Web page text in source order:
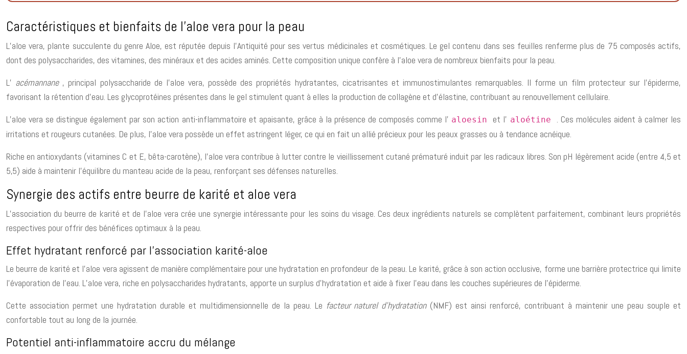
Caractéristiques et bienfaits de l’aloe vera pour la peau
L’aloe vera, plante succulente du genre Aloe, est réputée depuis l’Antiquité pour ses vertus médicinales et cosmétiques. Le gel contenu dans ses feuilles renferme plus de 75 composés actifs,
dont des polysaccharides, des vitamines, des minéraux et des acides aminés. Cette composition unique confère à l’aloe vera de nombreux bienfaits pour la peau.
L’ acémannane , principal polysaccharide de l’aloe vera, possède des propriétés hydratantes, cicatrisantes et immunostimulantes remarquables. Il forme un film protecteur sur l’épiderme,
favorisant la rétention d’eau. Les glycoprotéines présentes dans le gel stimulent quant à elles la production de collagène et d’élastine, contribuant au renouvellement cellulaire.
L’aloe vera se distingue également par son action anti-inflammatoire et apaisante, grâce à la présence de composés comme l’ aloesin et l’ aloétine . Ces molécules aident à calmer les
irritations et rougeurs cutanées. De plus, l’aloe vera possède un effet astringent léger, ce qui en fait un allié précieux pour les peaux grasses ou à tendance acnéique.
Riche en antioxydants (vitamines C et E, bêta-carotène), l’aloe vera contribue à lutter contre le vieillissement cutané prématuré induit par les radicaux libres. Son pH légèrement acide (entre 4,5 et
5,5) aide à maintenir l’équilibre du manteau acide de la peau, renforçant ses défenses naturelles.
Synergie des actifs entre beurre de karité et aloe vera
L’association du beurre de karité et de l’aloe vera crée une synergie intéressante pour les soins du visage. Ces deux ingrédients naturels se complètent parfaitement, combinant leurs propriétés
respectives pour offrir des bénéfices optimaux à la peau.
Effet hydratant renforcé par l’association karité-aloe
Le beurre de karité et l’aloe vera agissent de manière complémentaire pour une hydratation en profondeur de la peau. Le karité, grâce à son action occlusive, forme une barrière protectrice qui limite
l’évaporation de l’eau. L’aloe vera, riche en polysaccharides hydratants, apporte un surplus d’hydratation et aide à fixer l’eau dans les couches supérieures de l’épiderme.
Cette association permet une hydratation durable et multidimensionnelle de la peau. Le facteur naturel d’hydratation (NMF) est ainsi renforcé, contribuant à maintenir une peau souple et
confortable tout au long de la journée.
Potentiel anti-inflammatoire accru du mélange